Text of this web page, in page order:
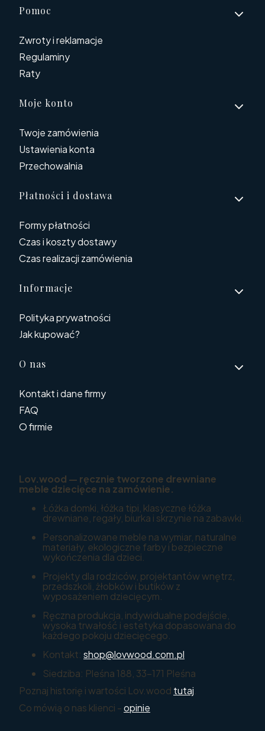
Linki w stopce
Pomoc
Zwroty i reklamacje
Regulaminy
Raty
Moje konto
Twoje zamówienia
Ustawienia konta
Przechowalnia
Płatności i dostawa
Formy płatności
Czas i koszty dostawy
Czas realizacji zamówienia
Informacje
Polityka prywatności
Jak kupować?
O nas
Kontakt i dane firmy
FAQ
O firmie
Lov.wood — ręcznie tworzone drewniane
meble dziecięce na zamówienie.
Łóżka domki, łóżka tipi, klasyczne łóżka
drewniane, regały, biurka i skrzynie na zabawki.
Personalizowane meble na wymiar, naturalne
materiały, ekologiczne farby i bezpieczne
wykończenia dla dzieci.
Projekty dla rodziców, projektantów wnętrz,
przedszkoli, żłobków i butików z
wyposażeniem dziecięcym.
Ręczna produkcja, indywidualne podejście,
wysoka trwałość i estetyka dopasowana do
każdego pokoju dziecięcego.
Kontakt: shop@lovwood.com.pl
Siedziba: Pleśna 188, 33-171 Pleśna
Poznaj historię i wartości Lov.wood tutaj.
Co mówią o nas klienci -opinie